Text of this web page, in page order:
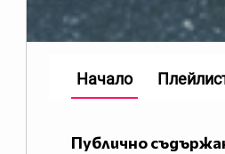
Публично
Начало